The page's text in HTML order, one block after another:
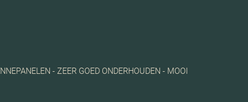
- ZEER GOED ONDERHOUDEN - MOOI